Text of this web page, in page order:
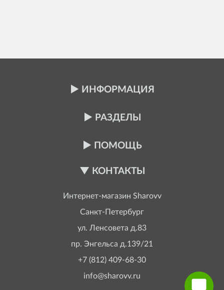
ИНФОРМАЦИЯ
РАЗДЕЛЫ
ПОМОЩЬ
КОНТАКТЫ
Интернет-магазин Sharovv
Санкт-Петербург
ул. Ленсовета д.83
пр. Энгельса д.139/21
+7 (812) 409-68-30
info@sharovv.ru